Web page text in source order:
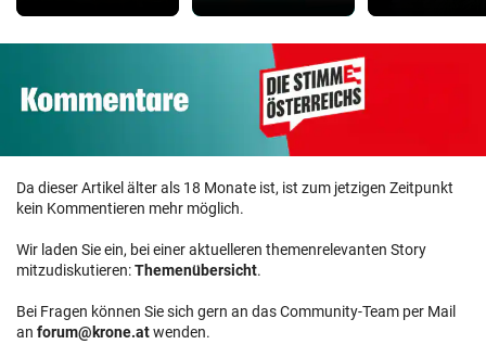
Da dieser Artikel älter als 18 Monate ist, ist zum jetzigen Zeitpunkt
kein Kommentieren mehr möglich.
Wir laden Sie ein, bei einer aktuelleren themenrelevanten Story
mitzudiskutieren:Themenübersicht.
Bei Fragen können Sie sich gern an das Community-Team per Mail
an forum@krone.atwenden.